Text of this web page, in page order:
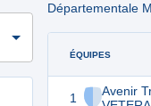
Départementale
ÉQUIPES
1
Avenir